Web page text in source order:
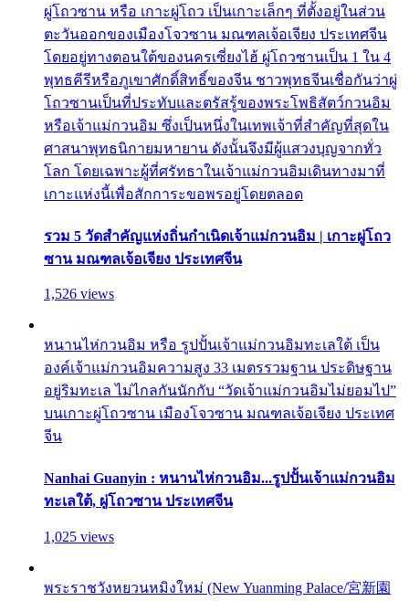
ผู่โถวซาน หรือ เกาะผู่โถว เป็นเกาะเล็กๆ ที่ตั้งอยู่ในส่วน
ตะวันออกของเมืองโจวซาน มณฑลเจ้อเจียง ประเทศจีน
โดยอยู่ทางตอนใต้ของนครเซี่ยงไฮ้ ผู่โถวซานเป็น 1 ใน 4
พุทธคีรีหรือภูเขาศักดิ์สิทธิ์ของจีน ชาวพุทธจีนเชื่อกันว่าผู่
โถวซานเป็นที่ประทับและตรัสรู้ของพระโพธิสัตว์กวนอิม
หรือเจ้าแม่กวนอิม ซึ่งเป็นหนึ่งในเทพเจ้าที่สำคัญที่สุดใน
ศาสนาพุทธนิกายมหายาน ดังนั้นจึงมีผู้แสวงบุญจากทั่ว
โลก โดยเฉพาะผู้ที่ศรัทธาในเจ้าแม่กวนอิมเดินทางมาที่
เกาะแห่งนี้เพื่อสักการะขอพรอยู่โดยตลอด
รวม 5 วัดสำคัญแห่งถิ่นกำเนิดเจ้าแม่กวนอิม | เกาะผู่โถว
ซาน มณฑลเจ้อเจียง ประเทศจีน
1,526 views
หนานไห่กวนอิม หรือ รูปปั้นเจ้าแม่กวนอิมทะเลใต้ เป็น
องค์เจ้าแม่กวนอิมความสูง 33 เมตรรวมฐาน ประดิษฐาน
อยู่ริมทะเล ไม่ไกลกันนักกับ “วัดเจ้าแม่กวนอิมไม่ยอมไป”
บนเกาะผู่โถวซาน เมืองโจวซาน มณฑลเจ้อเจียง ประเทศ
จีน
Nanhai Guanyin : หนานไห่กวนอิม...รูปปั้นเจ้าแม่กวนอิม
ทะเลใต้, ผู่โถวซาน ประเทศจีน
1,025 views
พระราชวังหยวนหมิงใหม่ (New Yuanming Palace/宮新園